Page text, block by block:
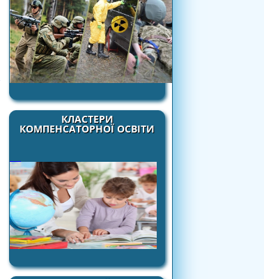
КЛАСТЕРИ
КОМПЕНСАТОРНОЇ ОСВІТИ